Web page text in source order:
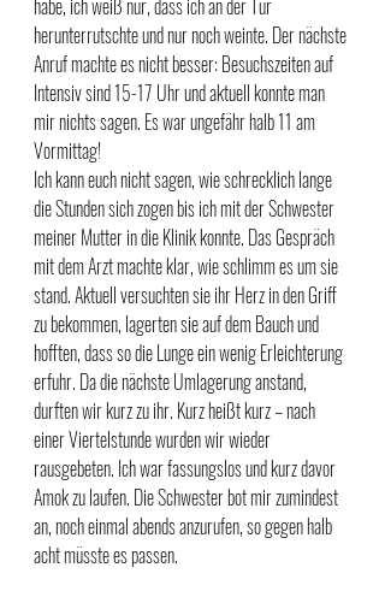
habe, ich weiß nur, dass ich an der Tür
herunterrutschte und nur noch weinte. Der nächste
Anruf machte es nicht besser: Besuchszeiten auf
Intensiv sind 15-17 Uhr und aktuell konnte man
mir nichts sagen. Es war ungefähr halb 11 am
Vormittag!
Ich kann euch nicht sagen, wie schrecklich lange
die Stunden sich zogen bis ich mit der Schwester
meiner Mutter in die Klinik konnte. Das Gespräch
mit dem Arzt machte klar, wie schlimm es um sie
stand. Aktuell versuchten sie ihr Herz in den Griff
zu bekommen, lagerten sie auf dem Bauch und
hofften, dass so die Lunge ein wenig Erleichterung
erfuhr. Da die nächste Umlagerung anstand,
durften wir kurz zu ihr. Kurz heißt kurz – nach
einer Viertelstunde wurden wir wieder
rausgebeten. Ich war fassungslos und kurz davor
Amok zu laufen. Die Schwester bot mir zumindest
an, noch einmal abends anzurufen, so gegen halb
acht müsste es passen.